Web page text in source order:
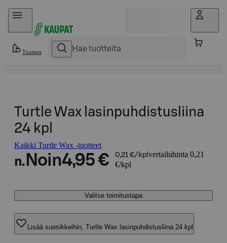
Hyppää sisältöön
Tuotteet
Turtle Wax lasinpuhdistusliina
24 kpl
Kaikki Turtle Wax -tuotteet
n. Noin4,95 € 0,21 €/kpl vertailuhinta 0,21
€/kpl
Valitse toimitustapa
Lisää suosikkeihin, Turtle Wax lasinpuhdistusliina 24 kpl